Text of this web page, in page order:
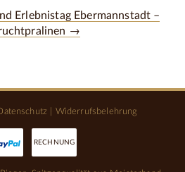
Erlebnistag Ebermannstadt –
→
Widerrufsbelehrung
RECHNUNG